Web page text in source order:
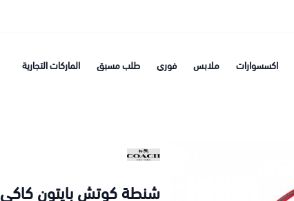
اكسسوارات ملابس فوري طلب مسبق الماركات التجارية
شنطة كوتش بايتون كاكي